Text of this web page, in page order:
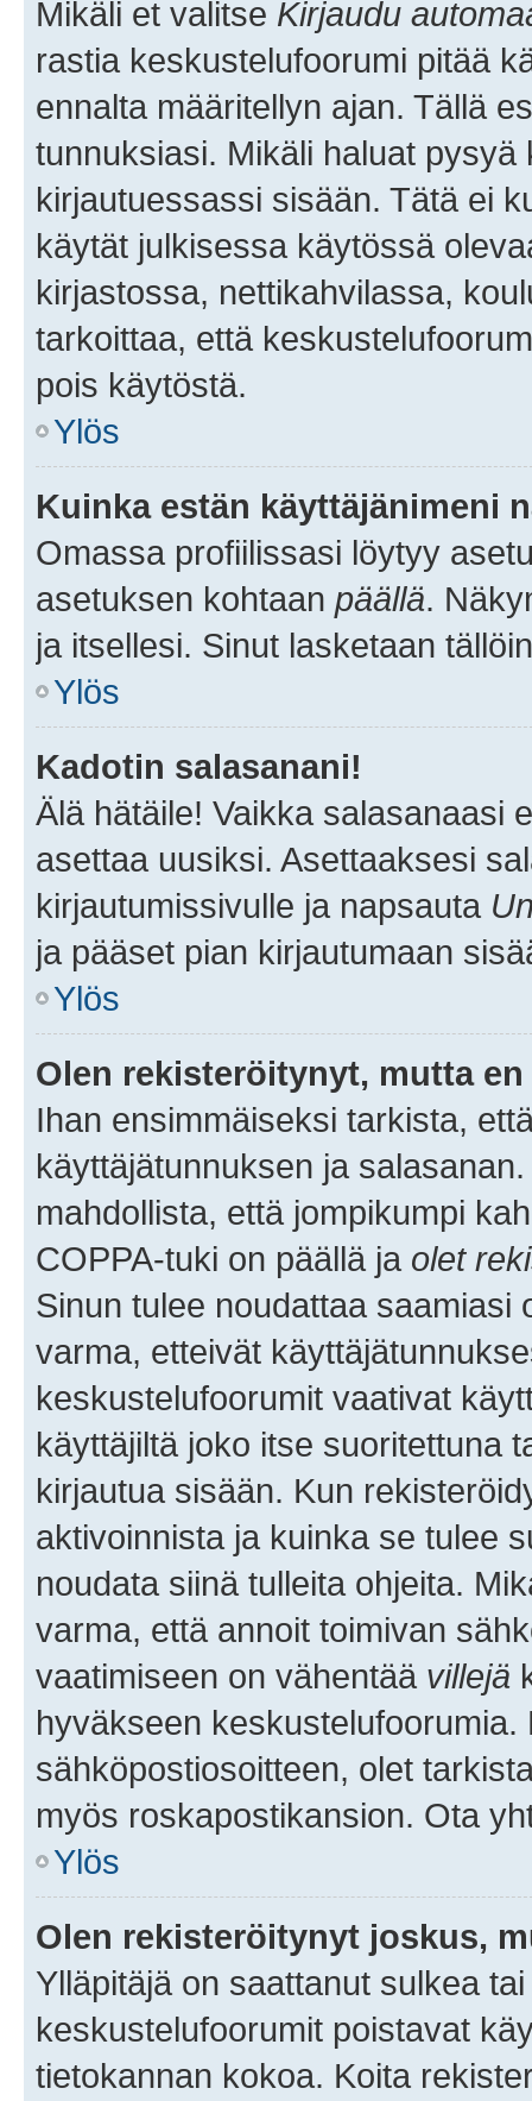
Mikäli et valitse Kirjaudu
rastia keskustelufoorumi pitää
ennalta määritellyn ajan. Tällä
tunnuksiasi. Mikäli haluat
kirjautuessassi sisään. Tätä ei
käytät julkisessa käytössä
kirjastossa, nettikahvilassa,
tarkoittaa, että
pois käytöstä.
Ylös
Kuinka estän käyttäjänimeni
Omassa profiilissasi löytyy
asetuksen kohtaan päällä.
ja itsellesi. Sinut lasketaan
Ylös
Kadotin salasanani!
Älä hätäile! Vaikka salasanaasi
asettaa uusiksi. Asettaaksesi
kirjautumissivulle ja napsauta
ja pääset pian kirjautumaan
Ylös
Olen rekisteröitynyt, mutta
Ihan ensimmäiseksi tarkista,
käyttäjätunnuksen ja
mahdollista, että jompikumpi
COPPA-tuki on päällä ja olet
Sinun tulee noudattaa saamiasi
varma, etteivät
keskustelufoorumit vaativat
käyttäjiltä joko itse suoritettuna
kirjautua sisään. Kun
aktivoinnista ja kuinka se tulee
noudata siinä tulleita ohjeita.
varma, että annoit toimivan
vaatimiseen on vähentää villejä
hyväkseen
sähköpostiosoitteen, olet
myös roskapostikansion. Ota
Ylös
Olen rekisteröitynyt joskus,
Ylläpitäjä on saattanut sulkea
keskustelufoorumit poistavat
tietokannan kokoa. Koita